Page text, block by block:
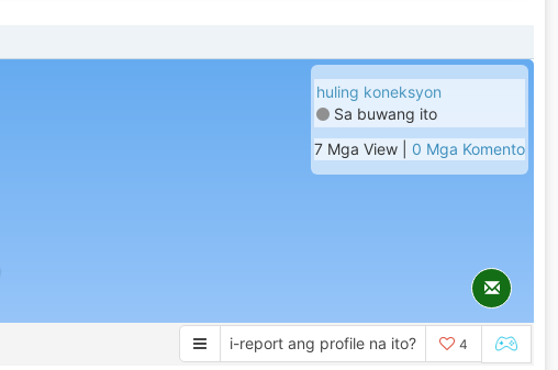
huling koneksyon
Sa buwang ito
7 Mga View | 0 Mga Komento
i-report ang profile na ito? 4